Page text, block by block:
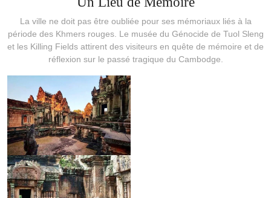
La ville ne doit pas être oubliée pour ses mémoriaux liés à la
période des Khmers rouges. Le musée du Génocide de Tuol Sleng
et les Killing Fields attirent des visiteurs en quête de mémoire et de
réflexion sur le passé tragique du Cambodge.